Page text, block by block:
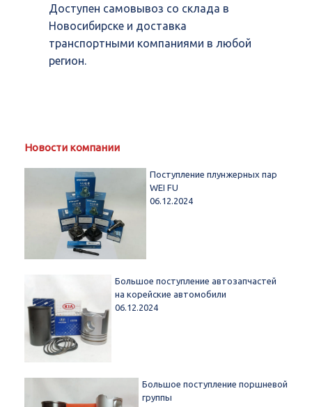
Доступен самовывоз со склада в
Новосибирске и доставка
транспортными компаниями в любой
регион.
Новости компании
Поступление плунжерных пар
WEI FU
06.12.2024
Большое поступление автозапчастей
на корейские автомобили
06.12.2024
Большое поступление поршневой
группы